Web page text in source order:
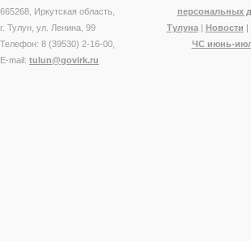
665268, Иркутская область,
г. Тулун, ул. Ленина, 99
Телефон: 8 (39530) 2-16-00,
E-mail: tulun@govirk.ru
персональных
Тулуна| Новости |
ЧС июнь-